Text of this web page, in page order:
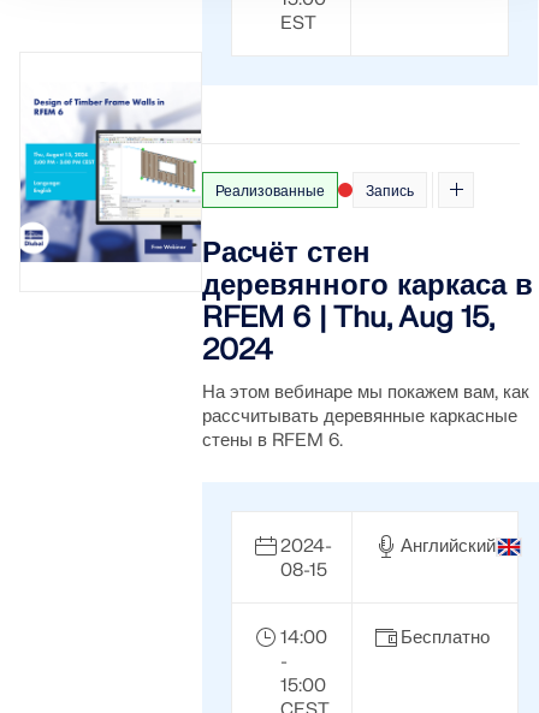
EST
Реализованные Запись
Расчёт стен
деревянного каркаса в
RFEM 6 | Thu, Aug 15,
2024
На этом вебинаре мы покажем вам, как
рассчитывать деревянные каркасные
стены в RFEM 6.
2024-
08-15
Английский
14:00
-
15:00
Бесплатно